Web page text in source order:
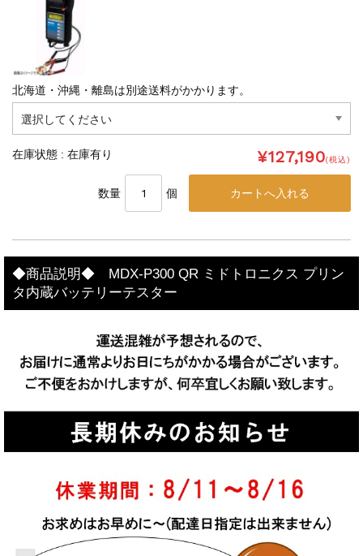
北海道・沖縄・離島は別途送料がかかります。
在庫状態 : 在庫有り ¥127,190(税込)
数量 個
◆商品説明◆ MDX-P300 QR ミドトロニクス プリン
タ内蔵バッテリーテスター